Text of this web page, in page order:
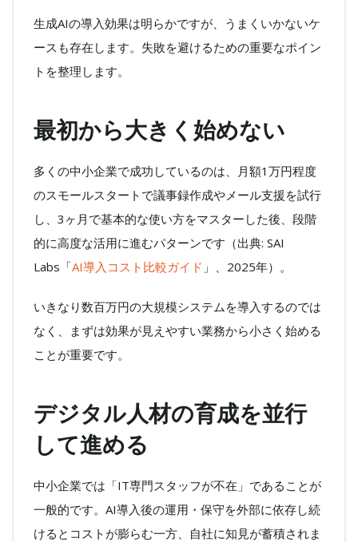
生成AIの導入効果は明らかですが、うまくいかないケ
ースも存在します。失敗を避けるための重要なポイン
トを整理します。
最初から大きく始めない
多くの中小企業で成功しているのは、月額1万円程度
のスモールスタートで議事録作成やメール支援を試行
し、3ヶ月で基本的な使い方をマスターした後、段階
的に高度な活用に進むパターンです（出典: SAI
Labs「AI導入コスト比較ガイド 」、2025年）。
いきなり数百万円の大規模システムを導入するのでは
なく、まずは効果が見えやすい業務から小さく始める
ことが重要です。
デジタル人材の育成を並行
して進める
中小企業では「IT専門スタッフが不在」であることが
一般的です。AI導入後の運用・保守を外部に依存し続
けるとコストが膨らむ一方、自社に知見が蓄積されま